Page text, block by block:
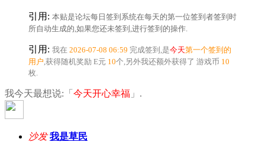
引用: 本贴是论坛每日签到系统在每天的第一位签到者签到时
所自动生成的,如果您还未签到, 进行签到的操作.
引用: 我在 2026-07-08 06:59 完成签到,是今天第一个签到的
用户 ,获得随机奖励 E元 10个 ,另外我还额外获得了 游戏币 10
枚.
我今天最想说:「 今天开心幸福 」.
沙发 我是草民